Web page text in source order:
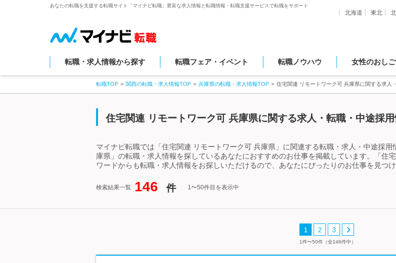
あなたの転職を支援する転職サイト「マイナビ転職」豊富な求人情報と転職情報・転職支援サービスで転職をサポート
北海道 東北
転職・求人情報から探す 転職フェア・イベント 転職ノウハウ 女性のおし
転職TOP 関西の転職・求人情報TOP 兵庫県の転職・求人情報TOP 住宅関連 リモートワーク可 兵庫県に関する求人
住宅関連 リモートワーク可 兵庫県に関する求人・転職・中途採
マイナビ転職では「住宅関連 リモートワーク可 兵庫県」に関連する転職・求人・中途採
庫県」の転職・求人情報を探しているあなたにおすすめのお仕事を掲載しています。「住
ワードからも転職・求人情報をお探しいただけるので、あなたにぴったりのお仕事を見つ
検索結果一覧 146 件 1〜50件目を表示中
1 2 3
1件〜50件（全146件中）